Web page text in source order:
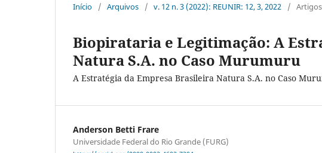
Início / Arquivos / v. 12 n. 3 (2022): REUNIR: 12, 3, 2022 /
Biopirataria e Legitimação: A
Natura S.A. no Caso Murumuru
A Estratégia da Empresa Brasileira Natura S.A. no Caso
Anderson Betti Frare
Universidade Federal do Rio Grande (FURG)